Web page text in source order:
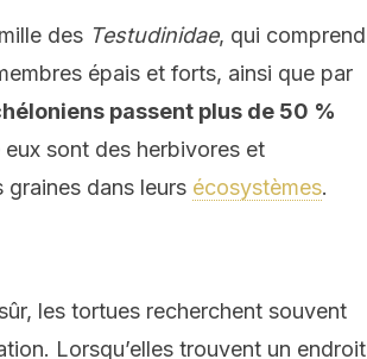
des Testudinidae, qui comprend
épais et forts, ainsi que par
passent plus de 50 %
eux sont des herbivores et
dans leurs écosystèmes.
les tortues recherchent souvent
Lorsqu’elles trouvent un endroit